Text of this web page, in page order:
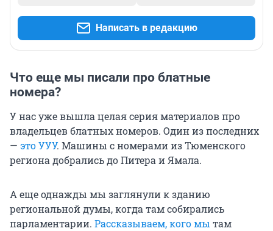
Написать в редакцию
Что еще мы писали про блатные
номера?
У нас уже вышла целая серия материалов про
владельцев блатных номеров. Один из последних
— это УУУ. Машины с номерами из Тюменского
региона добрались до Питера и Ямала.
А еще однажды мы заглянули к зданию
региональной думы, когда там собирались
парламентарии. Рассказываем, кого мы там